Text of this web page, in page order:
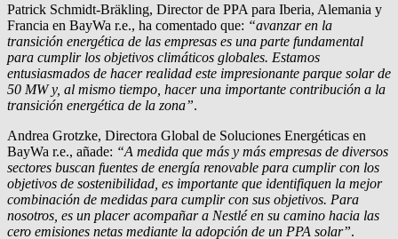
Patrick Schmidt-Bräkling, Director de PPA para Iberia, Alemania y
Francia en BayWa r.e., ha comentado que: “avanzar en la
transición energética de las empresas es una parte fundamental
para cumplir los objetivos climáticos globales. Estamos
entusiasmados de hacer realidad este impresionante parque solar de
50 MW y, al mismo tiempo, hacer una importante contribución a la
transición energética de la zona”.
Andrea Grotzke, Directora Global de Soluciones Energéticas en
BayWa r.e., añade: “A medida que más y más empresas de diversos
sectores buscan fuentes de energía renovable para cumplir con los
objetivos de sostenibilidad, es importante que identifiquen la mejor
combinación de medidas para cumplir con sus objetivos. Para
nosotros, es un placer acompañar a Nestlé en su camino hacia las
cero emisiones netas mediante la adopción de un PPA solar”.